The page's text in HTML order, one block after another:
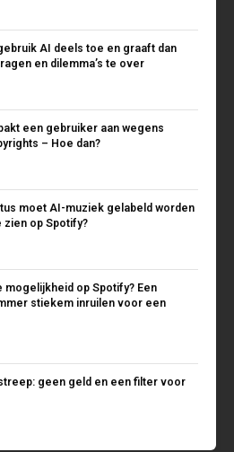
AI deels toe en graaft dan
en dilemma’s te over
een gebruiker aan wegens
– Hoe dan?
moet AI-muziek gelabeld worden
zien op Spotify?
mogelijkheid op Spotify? Een
stiekem inruilen voor een
geen geld en een filter voor